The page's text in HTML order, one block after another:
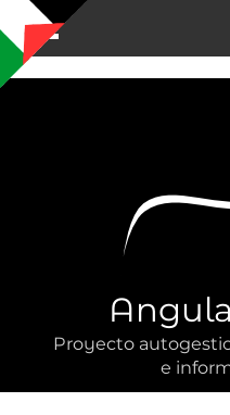
Pasar al contenido principal
Proyecto
e